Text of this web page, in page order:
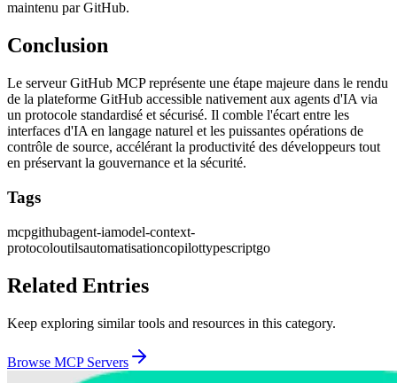
maintenu par GitHub.
Conclusion
Le serveur GitHub MCP représente une étape majeure dans le rendu
de la plateforme GitHub accessible nativement aux agents d'IA via
un protocole standardisé et sécurisé. Il comble l'écart entre les
interfaces d'IA en langage naturel et les puissantes opérations de
contrôle de source, accélérant la productivité des développeurs tout
en préservant la gouvernance et la sécurité.
Tags
mcpgithubagent-iamodel-context-
protocoloutilsautomatisationcopilottypescriptgo
Related Entries
Keep exploring similar tools and resources in this category.
Browse MCP Servers